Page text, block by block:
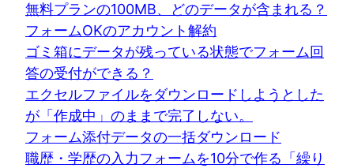
無料プランの100MB、どのデータが含まれる？
フォームOKのアカウント解約
ゴミ箱にデータが残っている状態でフォーム回
答の受付ができる？
エクセルファイルをダウンロードしようとした
が「作成中」のままで完了しない。
フォーム添付データの一括ダウンロード
職歴・学歴の入力フォームを10分で作る「繰り